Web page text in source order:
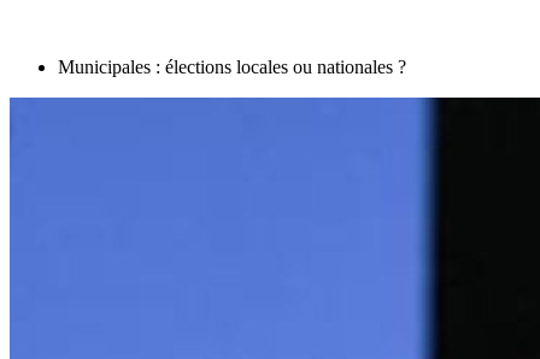
Municipales : élections locales ou nationales ?